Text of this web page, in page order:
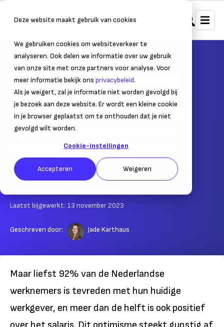
Deze website maakt gebruik van cookies
We gebruiken cookies om websiteverkeer te
analyseren. Ook delen we informatie over uw gebruik
van onze site met onze partners voor analyse. Voor
meer informatie bekijk ons privacybeleid.
Als je weigert, zal je informatie niet worden gevolgd bij
je bezoek aan deze website. Er wordt een kleine cookie
in je browser geplaatst om te onthouden dat je niet
gevolgd wilt worden.
Cookie-instellingen
Accepteren Weigeren
Home Nieuws Ondernemersnieuws
Nederlandse werknemers zijn
tevreden, maar ondersteuning
mentale gezondheid kan beter
9 op de 10 Nederlanders is tevreden over
werkgever, maar slechts 30% voelt zich
ondersteund
Laatst bijgewerkt: 13 november 2023
Geschreven door: Jade Karthaus
Maar liefst 92% van de Nederlandse
werknemers is tevreden met hun huidige
werkgever, en meer dan de helft is ook positief